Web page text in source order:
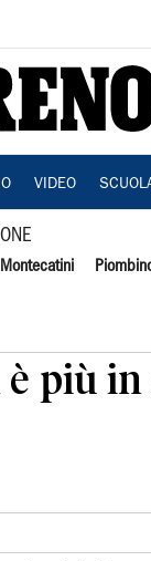
VIDEO
Montecatini
è più